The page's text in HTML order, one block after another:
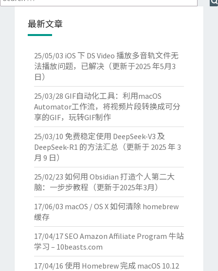
for:
最新文章
25/05/03 iOS 下 DS Video 播放多音轨文件无
法播放问题，已解决（更新于2025 年5月3
日）
25/03/28 GIF自动化工具：利用macOS
Automator工作流，将视频片段转换成可分
享的GIF，玩转GIF制作
25/03/10 免费稳定使用 DeepSeek-V3 及
DeepSeek-R1 的方法汇总（更新于 2025 年 3
月 9 日）
25/02/23 如何用 Obsidian 打造个人第二大
脑：一步步教程（更新于2025年3月）
17/06/03 macOS / OS X 如何清除 homebrew
缓存
17/04/17SEO Amazon Affiliate Program 牛站
学习 – 10beasts.com
17/04/16 使用 Homebrew 完成 macOS 10.12